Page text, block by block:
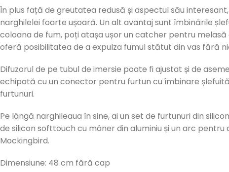
În plus față de greutatea redusă și aspectul său
narghilelei foarte ușoară. Un alt avantaj sunt îmbinările
coloana de fum, poți atașa ușor un catcher pentru
oferă posibilitatea de a expulza fumul stătut din vas fără
Difuzorul de pe tubul de imersie poate fi ajustat și de
echipată cu un conector pentru furtun cu îmbinare
furtunuri.
Pe lângă narghileaua în sine, ai un set de furtunuri din
de silicon softtouch cu mâner din aluminiu și un arc
Mockingbird.
Dimensiune: 48 cm fără cap